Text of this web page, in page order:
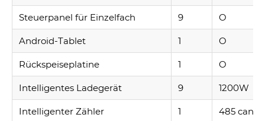
Steuerpanel für Einzelfach 9 O
Android-Tablet 1 O
Rückspeiseplatine 1 O
Intelligentes Ladegerät 9 1200W
Intelligenter Zähler 1 485 can